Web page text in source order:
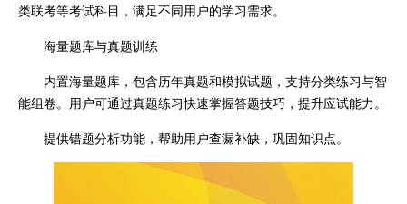
类联考等考试科目，满足不同用户的学习需求。
海量题库与真题训练
内置海量题库，包含历年真题和模拟试题，支持分类练习与智
能组卷。用户可通过真题练习快速掌握答题技巧，提升应试能力。
提供错题分析功能，帮助用户查漏补缺，巩固知识点。